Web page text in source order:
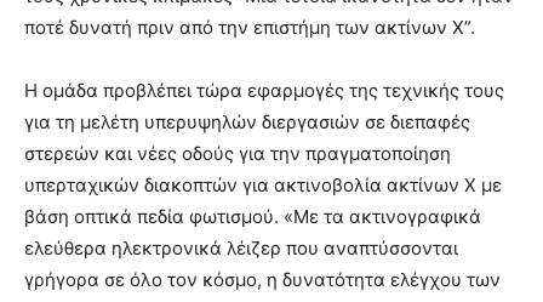
ποτέ δυνατή πριν από την επιστήμη των ακτίνων Χ”.
Η ομάδα προβλέπει τώρα εφαρμογές της τεχνικής τους
για τη μελέτη υπερυψηλών διεργασιών σε διεπαφές
στερεών και νέες οδούς για την πραγματοποίηση
υπερταχικών διακοπτών για ακτινοβολία ακτίνων Χ με
βάση οπτικά πεδία φωτισμού. «Με τα ακτινογραφικά
ελεύθερα ηλεκτρονικά λέιζερ που αναπτύσσονται
γρήγορα σε όλο τον κόσμο, η δυνατότητα ελέγχου των